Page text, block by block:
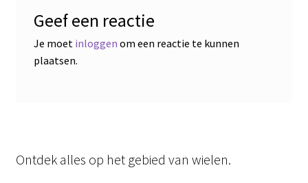
Geef een reactie
Je moet inloggen om een reactie te kunnen
plaatsen.
Ontdek alles op het gebied van wielen.